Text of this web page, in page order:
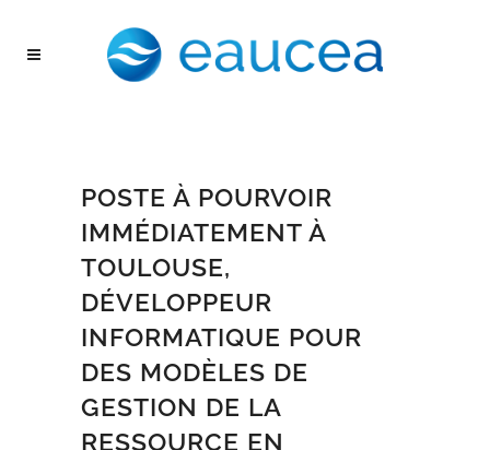
POSTE À POURVOIR
IMMÉDIATEMENT À
TOULOUSE,
DÉVELOPPEUR
INFORMATIQUE POUR
DES MODÈLES DE
GESTION DE LA
RESSOURCE EN